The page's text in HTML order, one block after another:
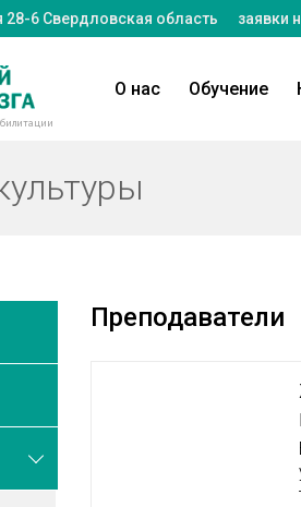
28-6 Свердловская область заявки
О нас Обучение
Преподаватели